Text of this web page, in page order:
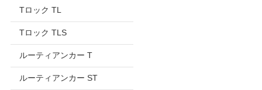
Tロック TL
Tロック TLS
ルーティアンカー T
ルーティアンカー ST